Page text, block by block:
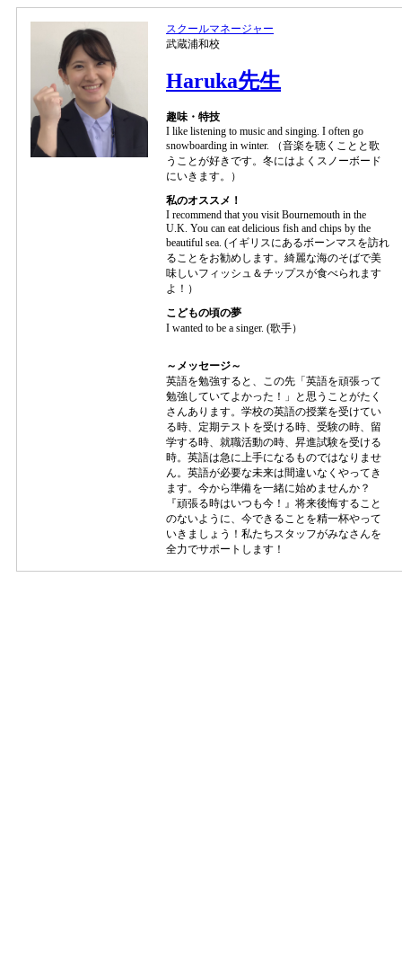
スクールマネージャー
武蔵浦和校
Haruka先生
趣味・特技
I like listening to music and singing. I often go
snowboarding in winter. （音楽を聴くことと歌
うことが好きです。冬にはよくスノーボード
にいきます。）
私のオススメ！
I recommend that you visit Bournemouth in the
U.K. You can eat delicious fish and chips by the
beautiful sea. (イギリスにあるボーンマスを訪れ
ることをお勧めします。綺麗な海のそばで美
味しいフィッシュ＆チップスが食べられます
よ！）
こどもの頃の夢
I wanted to be a singer. (歌手）
～メッセージ～
英語を勉強すると、この先「英語を頑張って
勉強していてよかった！」と思うことがたく
さんあります。学校の英語の授業を受けてい
る時、定期テストを受ける時、受験の時、留
学する時、就職活動の時、昇進試験を受ける
時。英語は急に上手になるものではなりませ
ん。英語が必要な未来は間違いなくやってき
ます。今から準備を一緒に始めませんか？
『頑張る時はいつも今！』将来後悔すること
のないように、今できることを精一杯やって
いきましょう！私たちスタッフがみなさんを
全力でサポートします！